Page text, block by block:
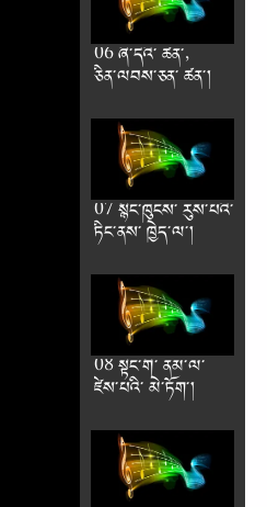
06 ཞི༌དེའི༌ ཚན༌,
ཅིན༌ལབས༌ཅན༌ ཚན༌།
07 སྙིང༌ཁུངས༌ རུས༌པའི༌
ཏིང༌ནས༌ ཁྱེད༌ལ༌།
08 སྟེང༌གི༌ ནམ༌ལ༌
ཛེས༌པའི༌ མེ༌ཏོག༌།